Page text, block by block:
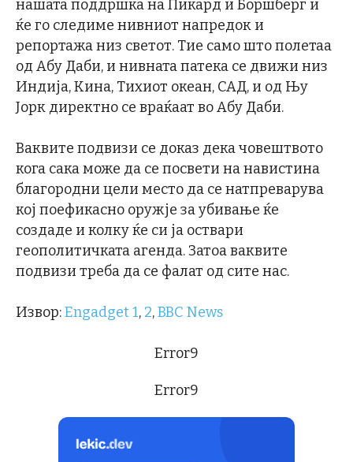
нашата поддршка на Пикард и Боршберг и
ќе го следиме нивниот напредок и
репортажа низ светот. Тие само што полетаа
од Абу Даби, и нивната патека се движи низ
Индија, Кина, Тихиот океан, САД, и од Њу
Јорк директно се враќаат во Абу Даби.
Ваквите подвизи се доказ дека човештвото
кога сака може да се посвети на навистина
благородни цели место да се натпреварува
кој поефикасно оружје за убивање ќе
создаде и колку ќе си ја оствари
геополитичката агенда. Затоа ваквите
подвизи треба да се фалат од сите нас.
Извор:Engadget 1, 2,BBC News
Error9
Error9